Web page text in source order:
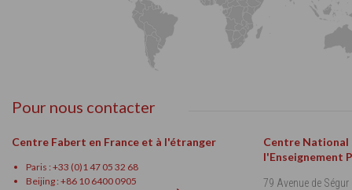
Pour nous contacter
Centre Fabert en France et à l'étranger
Paris : +33 (0)1 47 05 32 68
Beijing : +86 10 6400 0905
Centre National
l'Enseignement
79 Avenue de Ségur